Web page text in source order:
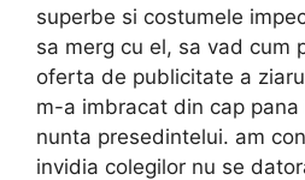
superbe si costumele
sa merg cu el, sa vad cum
oferta de publicitate a
m-a imbracat din cap
nunta presedintelui. am
invidia colegilor nu se